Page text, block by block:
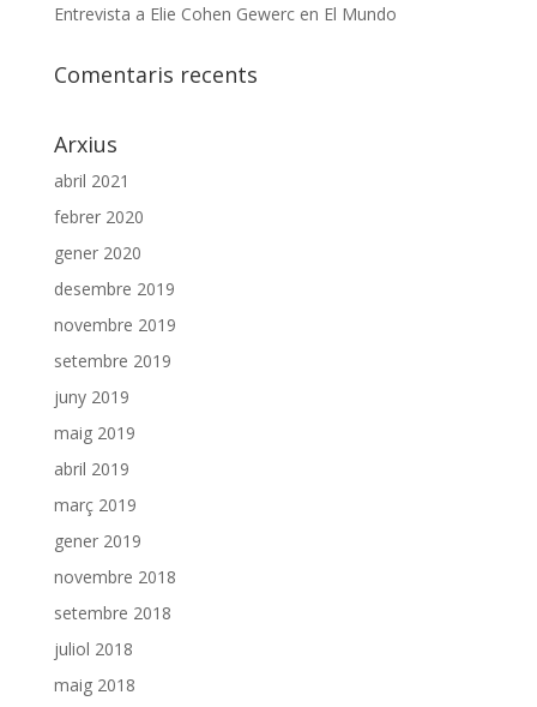
Entrevista a Elie Cohen Gewerc en El Mundo
Comentaris recents
Arxius
abril 2021
febrer 2020
gener 2020
desembre 2019
novembre 2019
setembre 2019
juny 2019
maig 2019
abril 2019
març 2019
gener 2019
novembre 2018
setembre 2018
juliol 2018
maig 2018